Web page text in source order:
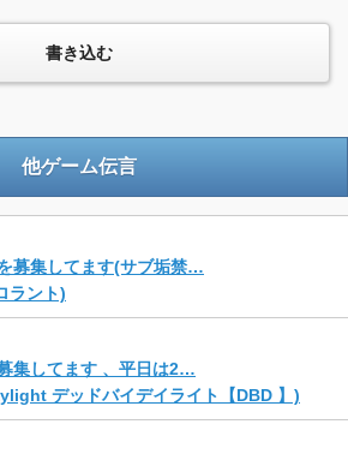
他ゲーム伝言
募集してます(サブ垢禁…
ラント)
集してます 、平日は2…
デッドバイデイライト【DBD 】)